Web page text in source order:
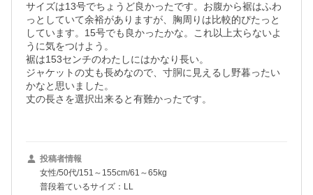
サイズは13号でちょうど良かったです。お腹から裾はふわ
っとしていて余裕がありますが、胸周りは比較的ぴたっと
しています。15号でも良かったかな。これ以上太らないよ
うに気をつけよう。
裾は153センチのわたしにはかなり長い。
ジャケットの丈も長めなので、寸胴に見えるし野暮ったい
かなと思いました。
丈の長さを選択出来ると有難かったです。
投稿者情報
女性/50代/151～155cm/61～65kg
普段着ているサイズ：LL